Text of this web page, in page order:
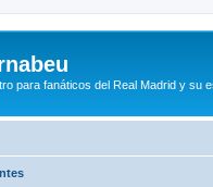
para fanáticos del Real Madrid y su